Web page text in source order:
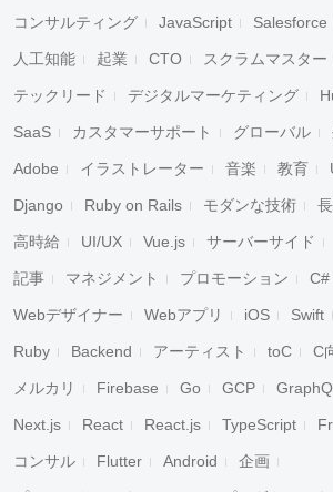
コンサルティング JavaScript Salesforce
人工知能 起業 CTO スクラムマスター
テックリード デジタルマーケティング
SaaS カスタマーサポート グローバル
Adobe イラストレーター 音楽 教育
Django Ruby on Rails モダンな技術
高時給 UI/UX Vue.js サーバーサイド
記事 マネジメント プロモーション C#
Webデザイナー Webアプリ iOS Swift
Ruby Backend アーティスト toC C
メルカリ Firebase Go GCP
Next.js React React.js TypeScript
コンサル Flutter Android 企画